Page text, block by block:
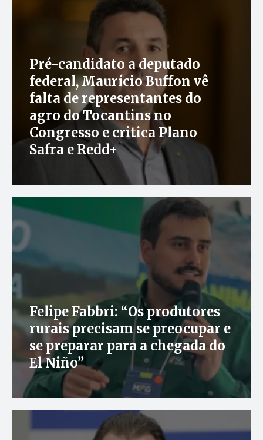
Pré-candidato a deputado
federal, Maurício Buffon vê
falta de representantes do
agro do Tocantins no
Congresso e critica Plano
Safra e Redd+
Felipe Fabbri: “Os produtores
rurais precisam se preocupar e
se preparar para a chegada do
El Niño”